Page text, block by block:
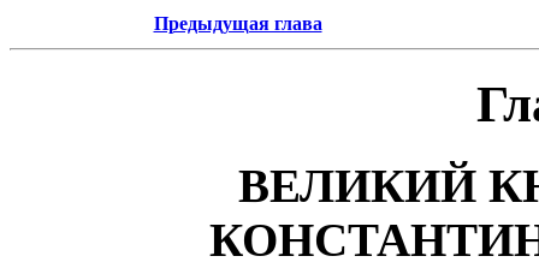
Предыдущая глава
ВЕЛИКИЙ